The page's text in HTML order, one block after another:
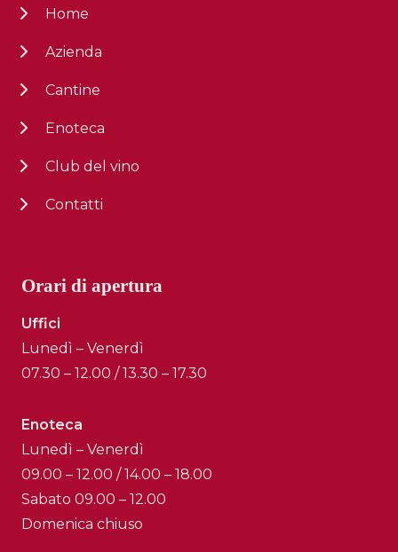
Home
Azienda
Cantine
Enoteca
Club del vino
Contatti
Orari di apertura
Uffici
Lunedì – Venerdì
07.30 – 12.00 / 13.30 – 17.30
Enoteca
Lunedì – Venerdì
09.00 – 12.00 / 14.00 – 18.00
Sabato 09.00 – 12.00
Domenica chiuso